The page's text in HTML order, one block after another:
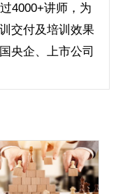
4000+讲师，为
交付及培训效果
央企、上市公司